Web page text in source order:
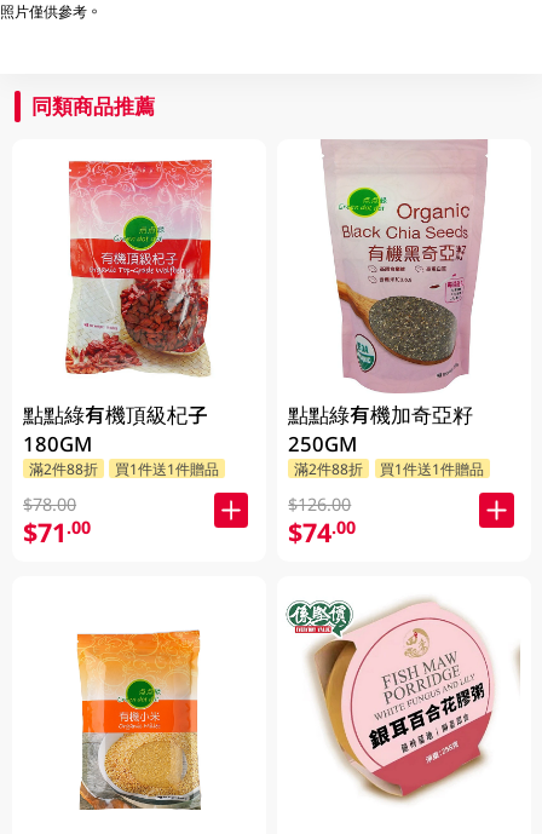
照片僅供參考。
同類商品推薦
點點綠有機頂級杞子
180GM
滿2件88折 買1件送1件贈品
$78.00
$71.00
點點綠有機加奇亞籽
250GM
滿2件88折 買1件送1件贈品
$126.00
$74.00